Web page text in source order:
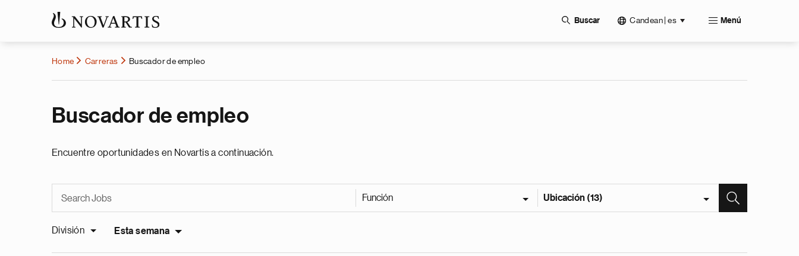
Buscar Candean | es Menú
Home Carreras Buscador de empleo
Buscador de empleo
Encuentre oportunidades en Novartis a continuación.
Función Ubicación (13)
División Esta semana